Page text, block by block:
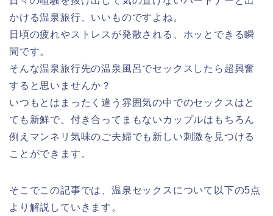
かける温泉旅行、いいものですよね。
日頃の疲れやストレスが発散される、ホッとできる瞬
間です。
そんな温泉旅行先の温泉風呂でセックスしたら超興奮
すると思いませんか？
いつもとはまったく違う雰囲気の中でのセックスはと
ても新鮮で、付き合ってまもないカップルはもちろん
例えマンネリ気味のご夫婦でも新しい刺激を見つける
ことができます。
そこでこの記事では、温泉セックスについて以下の5点
より解説していきます。